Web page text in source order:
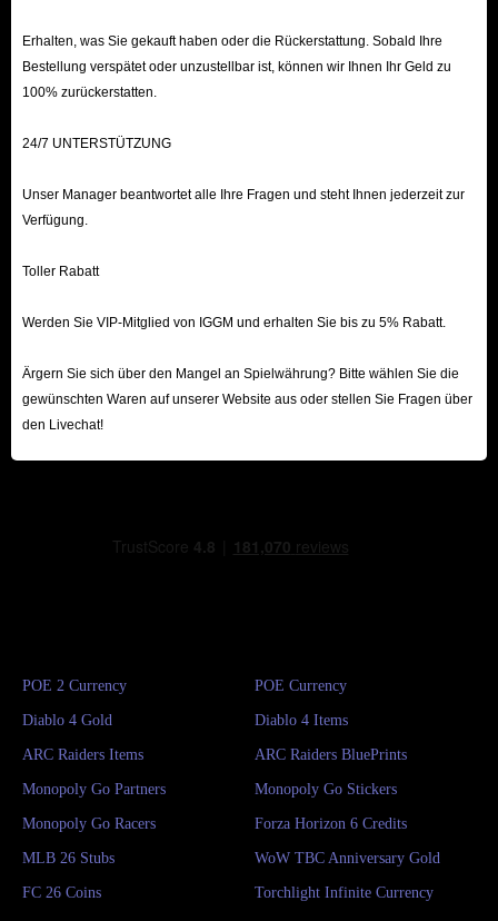
Erhalten, was Sie gekauft haben oder die Rückerstattung. Sobald Ihre
Bestellung verspätet oder unzustellbar ist, können wir Ihnen Ihr Geld zu
100% zurückerstatten.
24/7 UNTERSTÜTZUNG
Unser Manager beantwortet alle Ihre Fragen und steht Ihnen jederzeit zur
Verfügung.
Toller Rabatt
Werden Sie VIP-Mitglied von IGGM und erhalten Sie bis zu 5% Rabatt.
Ärgern Sie sich über den Mangel an Spielwährung? Bitte wählen Sie die
gewünschten Waren auf unserer Website aus oder stellen Sie Fragen über
den Livechat!
POE 2 Currency POE Currency
Diablo 4 Gold Diablo 4 Items
ARC Raiders Items ARC Raiders BluePrints
Monopoly Go Partners Monopoly Go Stickers
Monopoly Go Racers Forza Horizon 6 Credits
MLB 26 Stubs WoW TBC Anniversary Gold
FC 26 Coins Torchlight Infinite Currency